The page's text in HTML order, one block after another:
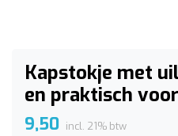
Kapstokje met
en praktisch
9,50 incl. 21% btw